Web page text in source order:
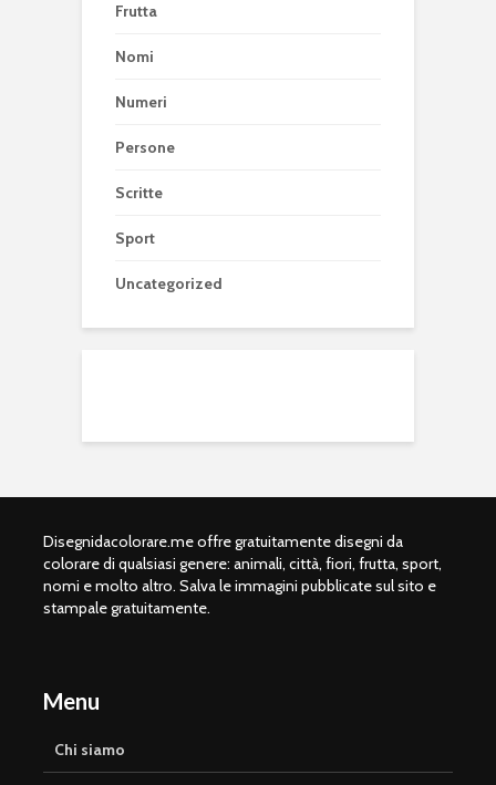
Frutta
Nomi
Numeri
Persone
Scritte
Sport
Uncategorized
Disegnidacolorare.me offre gratuitamente disegni da
colorare di qualsiasi genere: animali, città, fiori, frutta, sport,
nomi e molto altro. Salva le immagini pubblicate sul sito e
stampale gratuitamente.
Menu
Chi siamo